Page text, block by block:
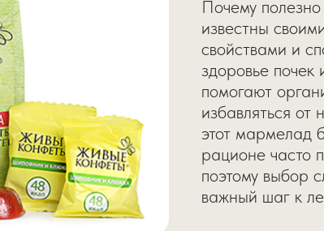
Почему
известны
свойствами и
здоровье
помогают
избавляться
этот мармелад
рационе часто
поэтому выбор
важный шаг к